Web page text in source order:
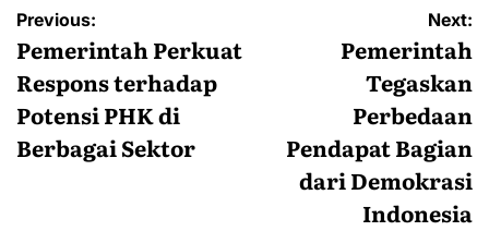
Navigasi
pos
Previous:
Pemerintah Perkuat
Respons terhadap
Potensi PHK di
Berbagai Sektor
Next:
Pemerintah
Tegaskan
Perbedaan
Pendapat Bagian
dari Demokrasi
Indonesia